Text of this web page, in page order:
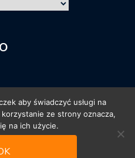
aby świadczyć usługi na
ze strony oznacza,
na ich użycie.